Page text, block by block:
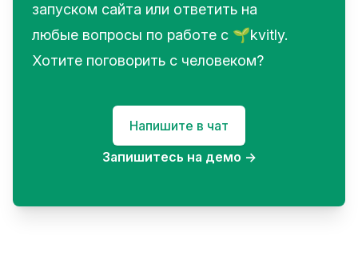
запуском сайта или ответить на
любые вопросы по работе с 🌱kvitly.
Хотите поговорить с человеком?
Напишите в чат
Запишитесь на демо →